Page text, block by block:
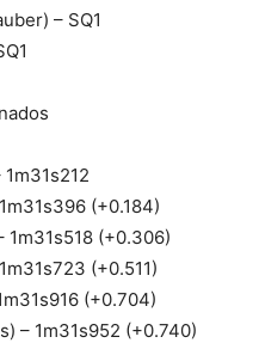
– SQ1
(+0.184)
1m31s518 (+0.306)
(+0.511)
(+0.704)
– 1m31s952 (+0.740)